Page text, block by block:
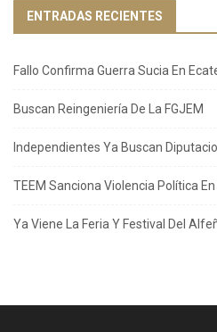
ENTRADAS RECIENTES
Fallo Confirma Guerra Sucia En
Buscan Reingeniería De La FGJEM
Independientes Ya Buscan
TEEM Sanciona Violencia Política
Ya Viene La Feria Y Festival Del